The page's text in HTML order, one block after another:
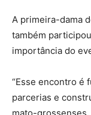
A primeira-dama
também
importância do
“Esse encontro é
parcerias e